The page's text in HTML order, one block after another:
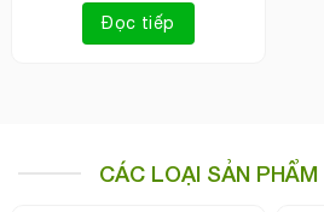
Đọc tiếp
CÁC LOẠI SẢN